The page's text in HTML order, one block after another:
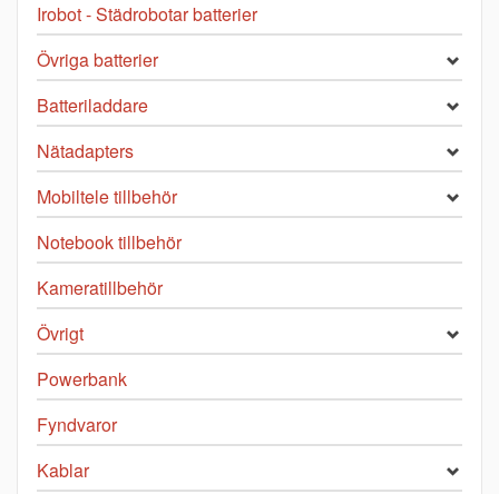
Irobot - Städrobotar batterier
Övriga batterier
Batteriladdare
Nätadapters
Mobiltele tillbehör
Notebook tillbehör
Kameratillbehör
Övrigt
Powerbank
Fyndvaror
Kablar